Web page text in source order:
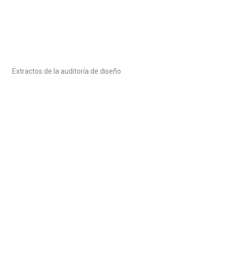
Extractos de la auditoría de diseño